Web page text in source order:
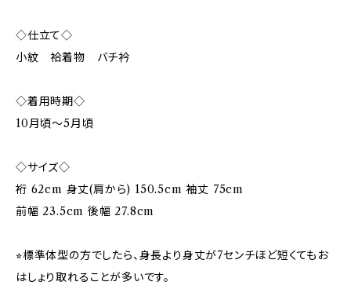
◇仕立て◇
小紋 袷着物 バチ衿
◇着用時期◇
10月頃〜5月頃
◇サイズ◇
裄 62cm 身丈(肩から) 150.5cm 袖丈 75cm
前幅 23.5cm 後幅 27.8cm
⭐︎標準体型の方でしたら、身長より身丈が7センチほど短くてもお
はしょり取れることが多いです。